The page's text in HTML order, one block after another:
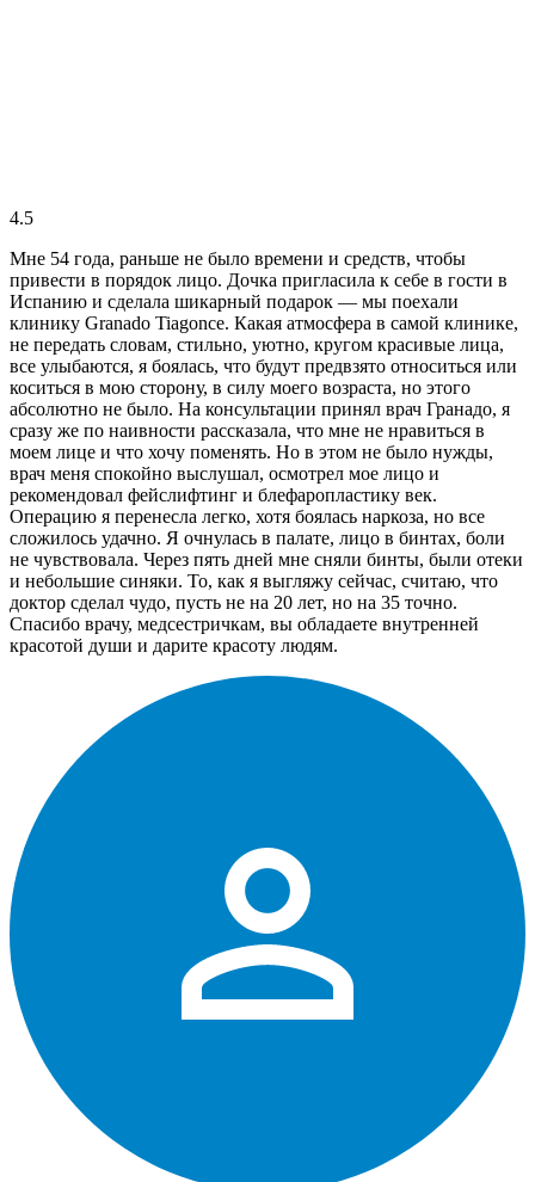
4.5
Мне 54 года, раньше не было времени и средств, чтобы
привести в порядок лицо. Дочка пригласила к себе в гости в
Испанию и сделала шикарный подарок — мы поехали
клинику Granado Tiagonce. Какая атмосфера в самой клинике,
не передать словам, стильно, уютно, кругом красивые лица,
все улыбаются, я боялась, что будут предвзято относиться или
коситься в мою сторону, в силу моего возраста, но этого
абсолютно не было. На консультации принял врач Гранадо, я
сразу же по наивности рассказала, что мне не нравиться в
моем лице и что хочу поменять. Но в этом не было нужды,
врач меня спокойно выслушал, осмотрел мое лицо и
рекомендовал фейслифтинг и блефаропластику век.
Операцию я перенесла легко, хотя боялась наркоза, но все
сложилось удачно. Я очнулась в палате, лицо в бинтах, боли
не чувствовала. Через пять дней мне сняли бинты, были отеки
и небольшие синяки. То, как я выгляжу сейчас, считаю, что
доктор сделал чудо, пусть не на 20 лет, но на 35 точно.
Спасибо врачу, медсестричкам, вы обладаете внутренней
красотой души и дарите красоту людям.